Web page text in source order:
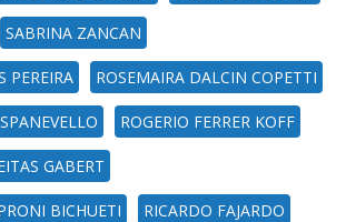
SABRINA ZANCAN
PEREIRA ROSEMAIRA DALCIN COPETTI
ROGERIO FERRER KOFF
GABERT
BICHUETI RICARDO FAJARDO